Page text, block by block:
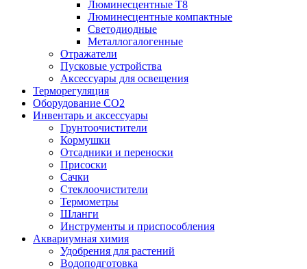
Люминесцентные T8
Люминесцентные компактные
Светодиодные
Металлогалогенные
Отражатели
Пусковые устройства
Аксессуары для освещения
Терморегуляция
Оборудование CO2
Инвентарь и аксессуары
Грунтоочистители
Кормушки
Отсадники и переноски
Присоски
Сачки
Стеклоочистители
Термометры
Шланги
Инструменты и приспособления
Аквариумная химия
Удобрения для растений
Водоподготовка